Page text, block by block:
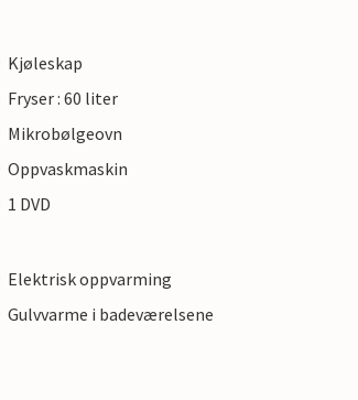
Kjøleskap
Fryser : 60 liter
Mikrobølgeovn
Oppvaskmaskin
1 DVD
Elektrisk oppvarming
Gulvvarme i badeværelsene